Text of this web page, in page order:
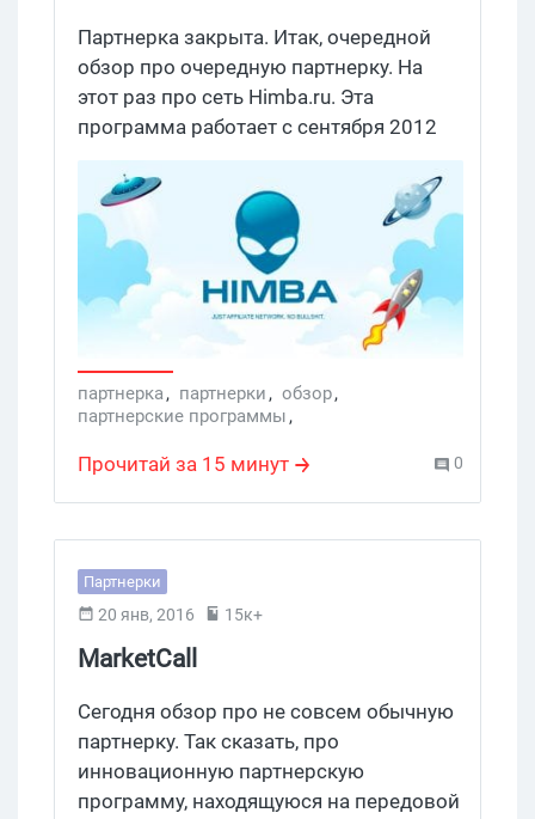
Партнерка закрыта. Итак, очередной
обзор про очередную партнерку. На
этот раз про сеть Himba.ru. Эта
программа работает с сентября 2012
года, то есть прожила уже больше 5 лет.
Давайте же посмотрим, чем она
отличается от других агрегаторов
партнерских программ, чем интересна
для арбитражников.
партнерка, партнерки, обзор,
партнерские программы,
Прочитай за 15 минут 0
Партнерки
20 янв, 2016 15к+
MarketCall
Сегодня обзор про не совсем обычную
партнерку. Так сказать, про
инновационную партнерскую
программу, находящуюся на передовой